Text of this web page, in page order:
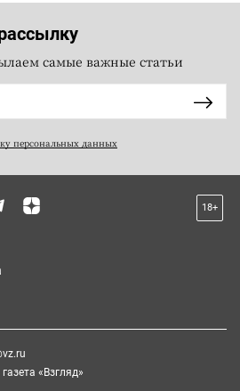
самые важные статьи
персональных данных
18+
«Взгляд»